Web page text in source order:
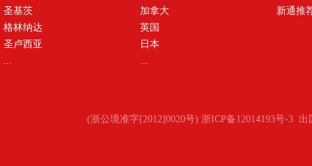
圣基茨
格林纳达
圣卢西亚
...
加拿大
英国
日本
...
新通推
(浙公境准字[2012]0020号) 浙ICP备12014193号-3 出